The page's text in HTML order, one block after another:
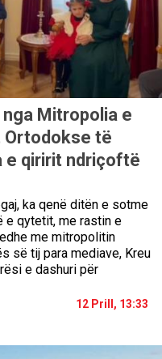
Mitropolia e
Ortodokse të
e qiririt ndriçoftë
ka qenë ditën e sotme
e qytetit, me rastin e
me mitropolitin
së tij para mediave, Kreu
e dashuri për
12 Prill, 13:33